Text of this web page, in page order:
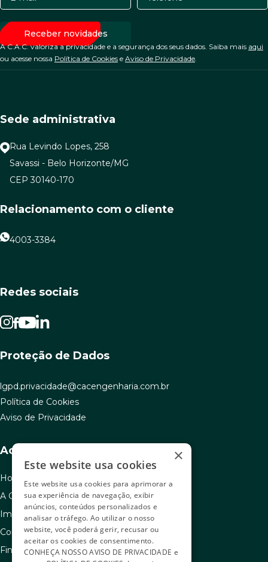
A C.A.C. valoriza a privacidade e a segurança dos seus dados. Saiba mais aqui
ou acesse nossa Política de Cookies e Aviso de Privacidade
Sede administrativa
Rua Levindo Lopes, 258
Savassi - Belo Horizonte/MG
CEP 30140-170
Relacionamento com o cliente
4003-3384
Redes sociais
Proteção de Dados
lgpd.privacidade@cacengenharia.com.br
Política de Cookies
Aviso de Privacidade
Acesso rápido
Home
A C.A.C
Imóveis à venda
Como usar seu FGTS
Financiamento
×
Este website usa cookies
Este website usa cookies para aprimorar a
sua experiência de navegação, exibir
anúncios, conteúdos personalizados e
analisar o tráfego. Ao utilizar o nosso
website, você poderá gerir, recusar ou
aceitar os cookies de consentimento.
CONHEÇA NOSSOAVISO DE PRIVACIDADE e